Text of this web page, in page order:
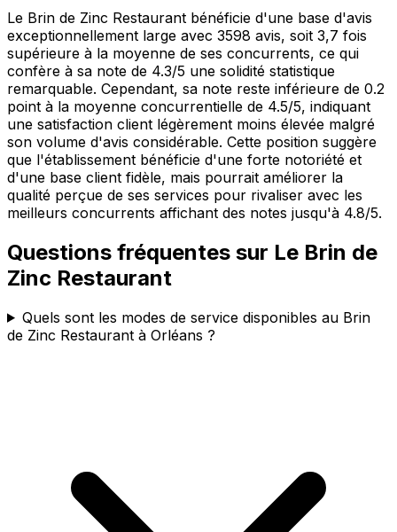
Le Brin de Zinc Restaurant bénéficie d'une base d'avis
exceptionnellement large avec 3598 avis, soit 3,7 fois
supérieure à la moyenne de ses concurrents, ce qui
confère à sa note de 4.3/5 une solidité statistique
remarquable. Cependant, sa note reste inférieure de 0.2
point à la moyenne concurrentielle de 4.5/5, indiquant
une satisfaction client légèrement moins élevée malgré
son volume d'avis considérable. Cette position suggère
que l'établissement bénéficie d'une forte notoriété et
d'une base client fidèle, mais pourrait améliorer la
qualité perçue de ses services pour rivaliser avec les
meilleurs concurrents affichant des notes jusqu'à 4.8/5.
Questions fréquentes sur Le Brin de
Zinc Restaurant
Quels sont les modes de service disponibles au Brin
de Zinc Restaurant à Orléans ?